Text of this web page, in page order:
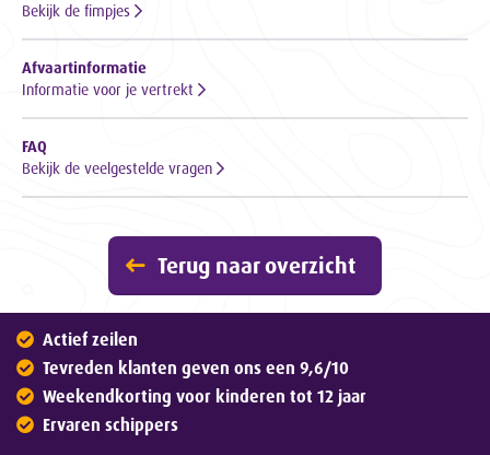
Bekijk de fimpjes
Afvaartinformatie
Informatie voor je vertrekt
FAQ
Bekijk de veelgestelde vragen
Terug naar overzicht
Actief zeilen
Tevreden klanten geven ons een 9,6/10
Weekendkorting voor kinderen tot 12 jaar
Ervaren schippers